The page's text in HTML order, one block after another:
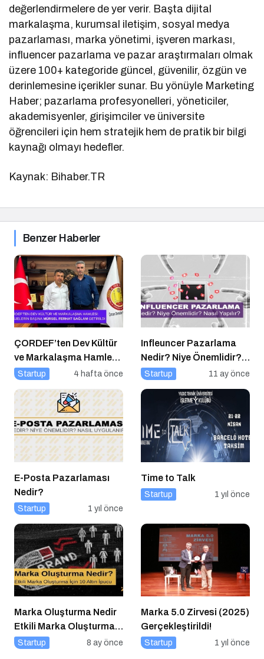
değerlendirmelere de yer verir. Başta dijital
markalaşma, kurumsal iletişim, sosyal medya
pazarlaması, marka yönetimi, işveren markası,
influencer pazarlama ve pazar araştırmaları olmak
üzere 100+ kategoride güncel, güvenilir, özgün ve
derinlemesine içerikler sunar. Bu yönüyle Marketing
Haber; pazarlama profesyonelleri, yöneticiler,
akademisyenler, girişimciler ve üniversite
öğrencileri için hem stratejik hem de pratik bir bilgi
kaynağı olmayı hedefler.
Kaynak: Bihaber.TR
Benzer Haberler
ÇORDEF’ten Dev Kültür
ve Markalaşma Hamlesi:
Projelerin Başına Mürsel
Startup 4 hafta önce
Infleuncer Pazarlama
Nedir? Niye Önemlidir?
Influencer Pazarlama
Startup 11 ay önce
E-Posta Pazarlaması
Nedir?
Startup 1 yıl önce
Time to Talk
Startup 1 yıl önce
Marka Oluşturma Nedir
Etkili Marka Oluşturma
için 10 Altın İpucu
Startup 8 ay önce
Marka 5.0 Zirvesi (2025)
Gerçekleştirildi!
Startup 1 yıl önce